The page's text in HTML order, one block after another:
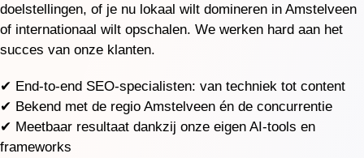
doelstellingen, of je nu lokaal wilt domineren in Amstelveen
of internationaal wilt opschalen. We werken hard aan het
succes van onze klanten.
✔ End-to-end SEO-specialisten: van techniek tot content
✔ Bekend met de regio Amstelveen én de concurrentie
✔ Meetbaar resultaat dankzij onze eigen AI-tools en
frameworks